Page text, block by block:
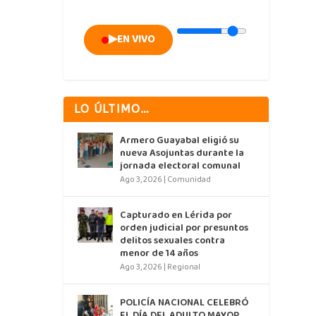
▶EN VIVO
LO ÚLTIMO…
Armero Guayabal eligió su
nueva Asojuntas durante la
jornada electoral comunal
Ago 3, 2026 | Comunidad
Capturado en Lérida por
orden judicial por presuntos
delitos sexuales contra
menor de 14 años
Ago 3, 2026 | Regional
POLICÍA NACIONAL CELEBRÓ